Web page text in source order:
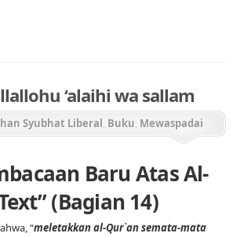
‘alaihi wa sallam
Syubhat Liberal , Buku, Mewaspadai
Baru Atas Al-
(Bagian 14)
“meletakkan al-Qur`an semata-mata